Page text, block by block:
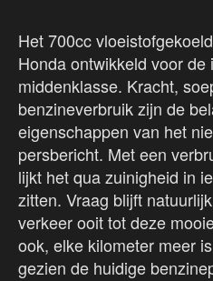
Het 700cc
Honda ontwikkeld voor
middenklasse. Kracht,
benzineverbruik zijn de
eigenschappen van het
persbericht. Met een
lijkt het qua zuinigheid in
zitten. Vraag blijft
verkeer ooit tot deze
ook, elke kilometer meer
gezien de huidige